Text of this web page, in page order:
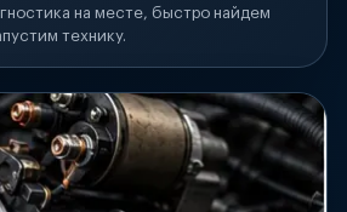
на месте, быстро найдем
технику.